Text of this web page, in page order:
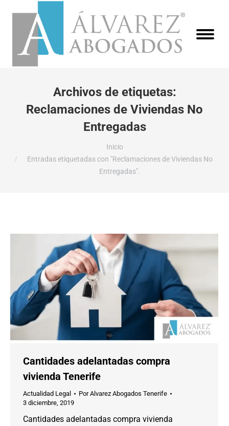
Archivos de etiquetas:
Reclamaciones de Viviendas No
Entregadas
Inicio
Entradas etiquetadas con "Reclamaciones de Viviendas No
Entregadas".
Cantidades adelantadas compra
vivienda Tenerife
Actualidad Legal PorAlvarez Abogados Tenerife
3 diciembre, 2019
Cantidades adelantadas compra vivienda